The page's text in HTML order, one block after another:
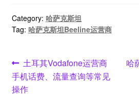
Category: 哈萨克斯坦
Tag: 哈萨克斯坦Beeline运营商
文
章
Previous
post:
土耳其Vodafone运营商
手机话费、流量查询等常见
操作
哈